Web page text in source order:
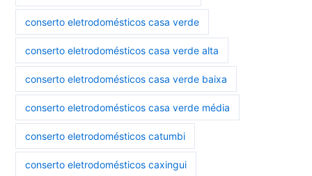
conserto eletrodomésticos casa verde
conserto eletrodomésticos casa verde alta
conserto eletrodomésticos casa verde baixa
conserto eletrodomésticos casa verde média
conserto eletrodomésticos catumbi
conserto eletrodomésticos caxingui